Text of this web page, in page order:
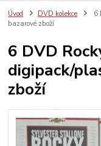
Úvod DVD kolekce
6
bazarové zboží
6 DVD
digipack/
zboží